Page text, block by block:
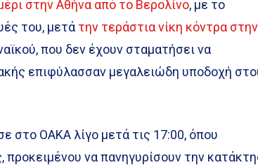
στην Αθήνα από το Βερολίνο, με το
του, μετά την τεράστια νίκη κόντρα στην
που δεν έχουν σταματήσει να
επιφύλασσαν μεγαλειώδη υποδοχή
στο ΟΑΚΑ λίγο μετά τις 17:00, όπου
προκειμένου να πανηγυρίσουν την